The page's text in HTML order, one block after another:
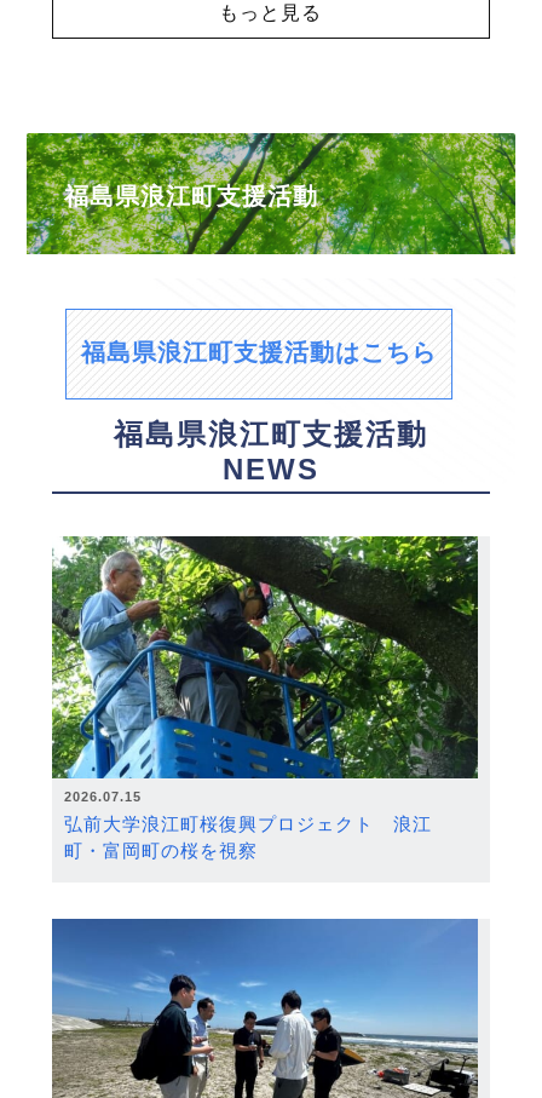
もっと見る
福島県浪江町支援活動
福島県浪江町支援活動はこちら
福島県浪江町支援活動
NEWS
2026.07.15
弘前大学浪江町桜復興プロジェクト 浪江
町・富岡町の桜を視察